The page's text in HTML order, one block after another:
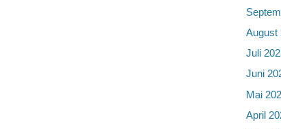
August
Juli
Juni
Mai
April